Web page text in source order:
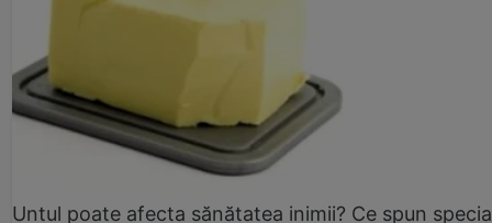
Untul poate afecta sănătatea inimii? Ce spun